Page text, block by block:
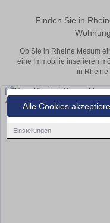
Alle Cookies
Einstellungen
Finden Sie in
Ob Sie in Rheine Mesum
eine Immobilie inserieren
in Rheine